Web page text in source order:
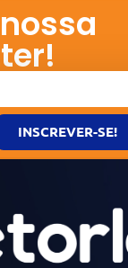
INSCREVER-SE!